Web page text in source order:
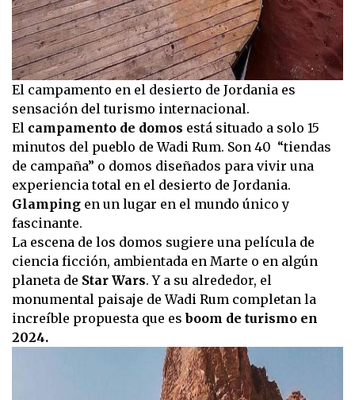
El campamento en el desierto de Jordania es
sensación del turismo internacional.
El campamento de domos está situado a solo 15
minutos del pueblo de Wadi Rum. Son 40 “tiendas
de campaña” o domos diseñados para vivir una
experiencia total en el desierto de Jordania.
Glamping en un lugar en el mundo único y
fascinante.
La escena de los domos sugiere una película de
ciencia ficción, ambientada en Marte o en algún
planeta de Star Wars. Y a su alrededor, el
monumental paisaje de Wadi Rum completan la
increíble propuesta que esboom de turismo en
2024.